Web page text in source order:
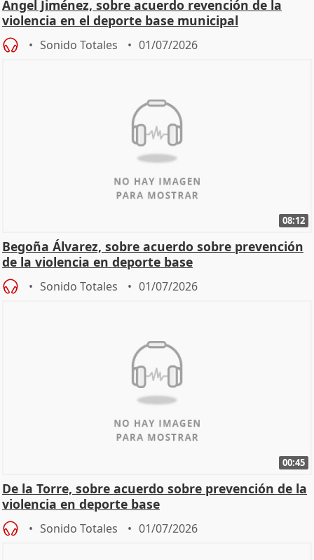
Ángel Jiménez, sobre acuerdo revención de la
violencia en el deporte base municipal
Sonido Totales 01/07/2026
08:12
Begoña Álvarez, sobre acuerdo sobre prevención
de la violencia en deporte base
Sonido Totales 01/07/2026
00:45
De la Torre, sobre acuerdo sobre prevención de la
violencia en deporte base
Sonido Totales 01/07/2026